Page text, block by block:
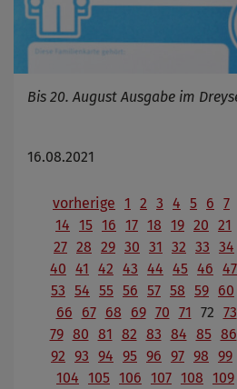
Bis 20. August Ausgabe im
16.08.2021
vorherige 1 2 3 4 5 6 7
14 15 16 17 18 19 20 21
27 28 29 30 31 32 33 34
40 41 42 43 44 45 46 47
53 54 55 56 57 58 59 60
66
67 68 69 70 71 72 73
79 80 81 82 83 84 85 86
92 93 94 95 96 97 98 99
104 105 106 107 108 109